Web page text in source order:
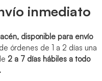
inmediato
disponible para envío
órdenes de 1 a 2 días una
2 a 7 días hábiles a todo